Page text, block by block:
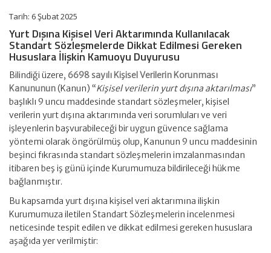
Tarih: 6 Şubat 2025
Yurt Dışına Kişisel Veri Aktarımında Kullanılacak
Standart Sözleşmelerde Dikkat Edilmesi Gereken
Hususlara İlişkin Kamuoyu Duyurusu
Bilindiği üzere, 6698 sayılı Kişisel Verilerin Korunması
Kanununun(Kanun) “Kişisel verilerin yurt dışına aktarılması”
başlıklı 9 uncu maddesinde standart sözleşmeler, kişisel
verilerin yurt dışına aktarımında veri sorumluları ve veri
işleyenlerin başvurabileceği bir uygun güvence sağlama
yöntemi olarak öngörülmüş olup, Kanunun 9 uncu maddesinin
beşinci fıkrasında standart sözleşmelerin imzalanmasından
itibaren beş iş günü içinde Kurumumuza bildirileceği hükme
bağlanmıştır.
Bu kapsamda yurt dışına kişisel veri aktarımına ilişkin
Kurumumuza iletilen Standart Sözleşmelerin incelenmesi
neticesinde tespit edilen ve dikkat edilmesi gereken hususlara
aşağıda yer verilmiştir: